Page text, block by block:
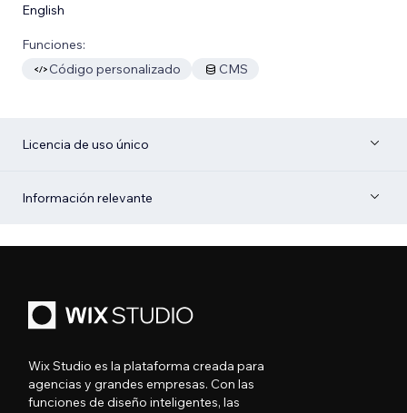
English
Funciones:
Código personalizado
CMS
Licencia de uso único
Información relevante
Wix Studio es la plataforma creada para
agencias y grandes empresas. Con las
funciones de diseño inteligentes, las